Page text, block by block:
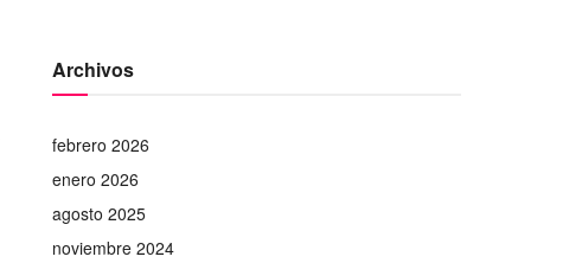
Archivos
febrero 2026
enero 2026
agosto 2025
noviembre 2024